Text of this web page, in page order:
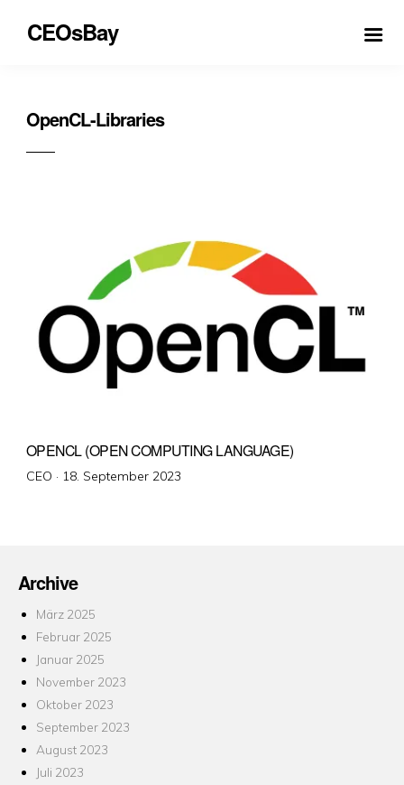
CEOsBay
OpenCL-Libraries
OPENCL (OPEN COMPUTING LANGUAGE)
CEO · Veröffentlicht
18. September 2023
Archive
März 2025
Februar 2025
Januar 2025
November 2023
Oktober 2023
September 2023
August 2023
Juli 2023